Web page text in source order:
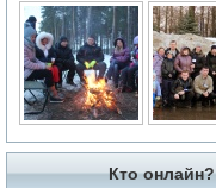
Кто онлайн?